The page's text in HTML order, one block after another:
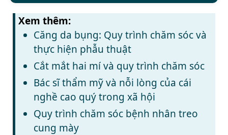
Xem thêm:
Căng da bụng: Quy trình chăm sóc và
thực hiện phẫu thuật
Cắt mắt hai mí và quy trình chăm sóc
Bác sĩ thẩm mỹ và nỗi lòng của cái
nghề cao quý trong xã hội
Quy trình chăm sóc bệnh nhân treo
cung mày